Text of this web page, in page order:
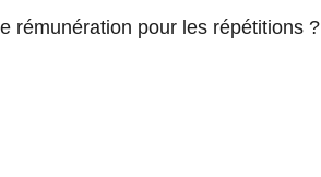
rémunération pour les répétitions ?